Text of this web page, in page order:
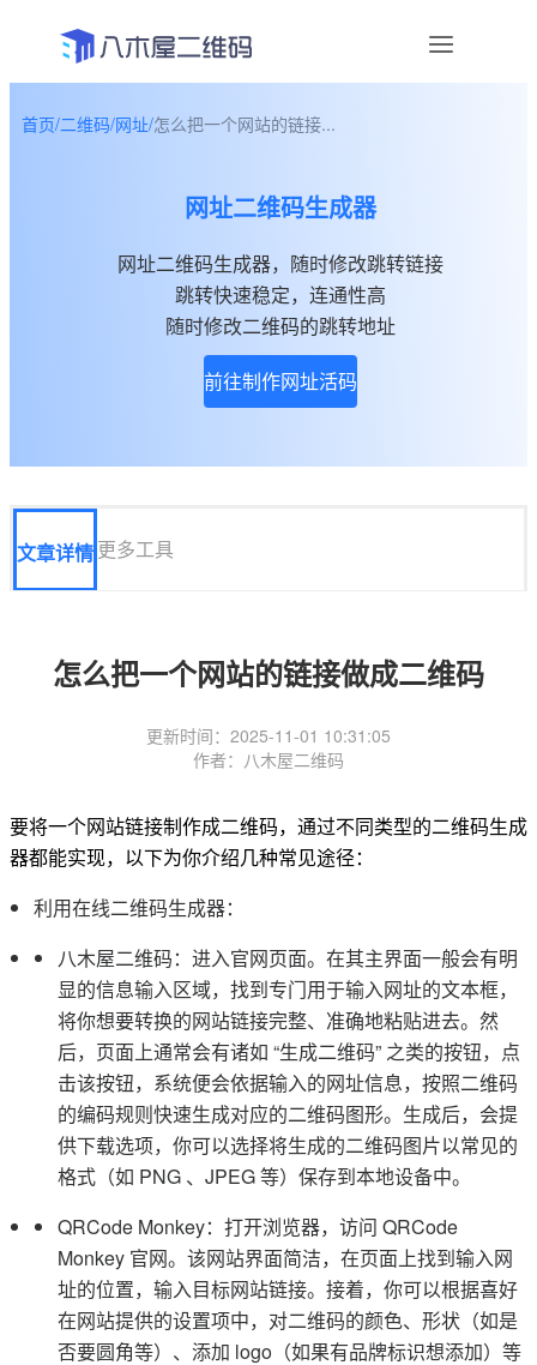
首页/二维码/网址/怎么把一个网站的链接...
网址二维码生成器
网址二维码生成器，随时修改跳转链接
跳转快速稳定，连通性高
随时修改二维码的跳转地址
前往制作网址活码
文章详情更多工具
怎么把一个网站的链接做成二维码
更新时间：2025-11-01 10:31:05
作者：八木屋二维码
要将一个网站链接制作成二维码，通过不同类型的二维码生成
器都能实现，以下为你介绍几种常见途径：
利用在线二维码生成器：
八木屋二维码：进入官网页面。在其主界面一般会有明
显的信息输入区域，找到专门用于输入网址的文本框，
将你想要转换的网站链接完整、准确地粘贴进去。然
后，页面上通常会有诸如 “生成二维码” 之类的按钮，点
击该按钮，系统便会依据输入的网址信息，按照二维码
的编码规则快速生成对应的二维码图形。生成后，会提
供下载选项，你可以选择将生成的二维码图片以常见的
格式（如 PNG 、JPEG 等）保存到本地设备中。
QRCode Monkey：打开浏览器，访问 QRCode
Monkey 官网。该网站界面简洁，在页面上找到输入网
址的位置，输入目标网站链接。接着，你可以根据喜好
在网站提供的设置项中，对二维码的颜色、形状（如是
否要圆角等）、添加 logo（如果有品牌标识想添加）等